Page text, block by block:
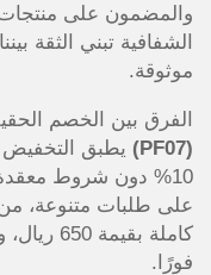
الشفافية تبني الثقة
موثوقة.
الفرق بين الخصم
(PF07)
يطبق
10% دون شروط
فورًا.